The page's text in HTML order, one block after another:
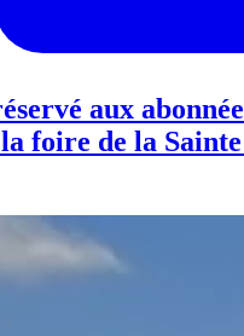
aux
foire de la